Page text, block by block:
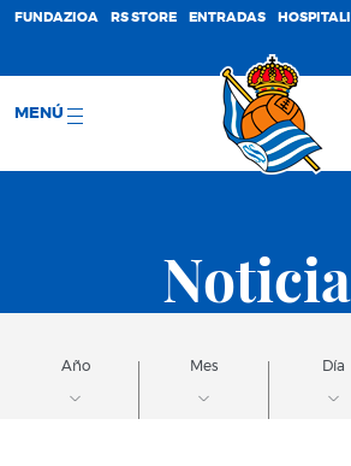
FUNDAZIOA RS STORE ENTRADAS
MENÚ
Año Mes Día